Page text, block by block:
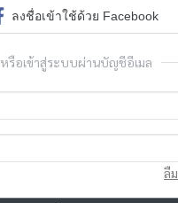
ลงชื่อเข้าใช้ด้วย Facebook
หรือเข้าสู่ระบบผ่านบัญชีอีเมล
ลื